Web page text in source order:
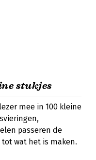
stukjes
mee in 100 kleine
passeren de
wat het is maken.